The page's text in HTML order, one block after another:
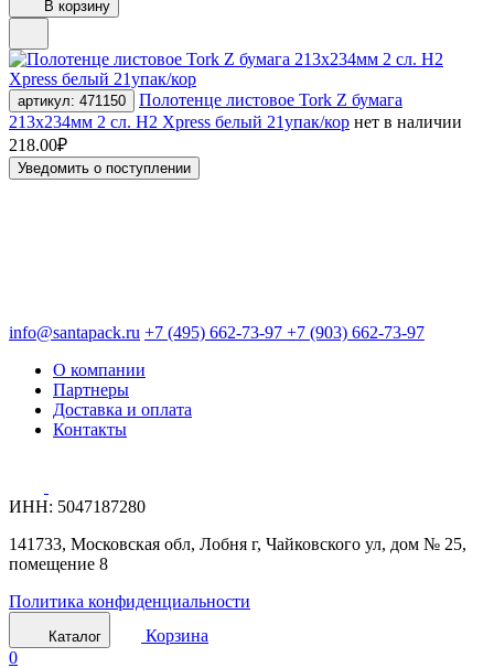
В корзину
артикул: 471150
Полотенце листовое Tork Z бумага
213х234мм 2 сл. H2 Xpress белый 21упак/кор нет в наличии
218.00₽
Уведомить о поступлении
info@santapack.ru +7 (495) 662-73-97 +7 (903) 662-73-97
О компании
Партнеры
Доставка и оплата
Контакты
ИНН: 5047187280
141733, Московская обл, Лобня г, Чайковского ул, дом № 25,
помещение 8
Политика конфиденциальности
Каталог
Корзина
0